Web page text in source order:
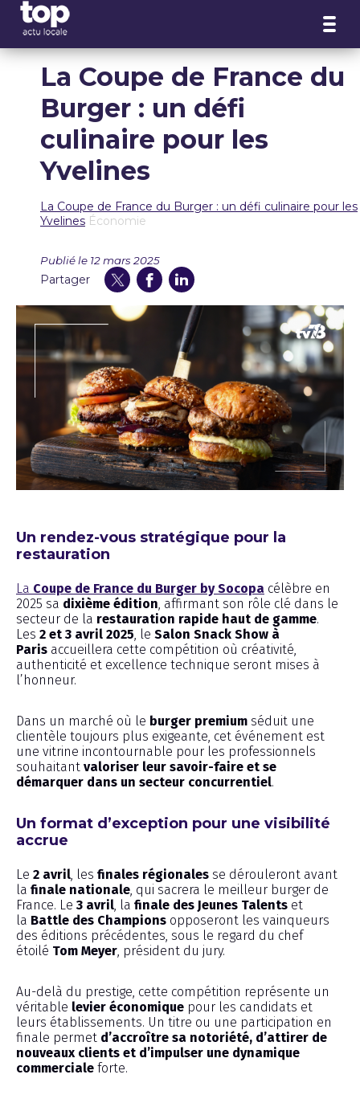
La Coupe de France du
Burger : un défi
culinaire pour les
Yvelines
La Coupe de France du Burger : un défi culinaire pour les
Yvelines Économie
Publié le 12 mars 2025
Partager
Un rendez-vous stratégique pour la
restauration
La Coupe de France du Burger by Socopa célèbre en
2025 sa dixième édition , affirmant son rôle clé dans le
secteur de la restauration rapide haut de gamme.
Les 2 et 3 avril 2025 , le Salon Snack Show à
Paris accueillera cette compétition où créativité,
authenticité et excellence technique seront mises à
l’honneur.
Dans un marché où le burger premium séduit une
clientèle toujours plus exigeante, cet événement est
une vitrine incontournable pour les professionnels
souhaitant valoriser leur savoir-faire et se
démarquer dans un secteur concurrentiel.
Un format d’exception pour une visibilité
accrue
Le 2 avril , les finales régionales se dérouleront avant
la finale nationale , qui sacrera le meilleur burger de
France. Le 3 avril , la finale des Jeunes Talents et
la Battle des Champions opposeront les vainqueurs
des éditions précédentes, sous le regard du chef
étoilé Tom Meyer , président du jury.
Au-delà du prestige, cette compétition représente un
véritable levier économique pour les candidats et
leurs établissements. Un titre ou une participation en
finale permet d’accroître sa notoriété, d’attirer de
nouveaux clients et d’impulser une dynamique
commerciale forte.
Panneau de gestion des cookies